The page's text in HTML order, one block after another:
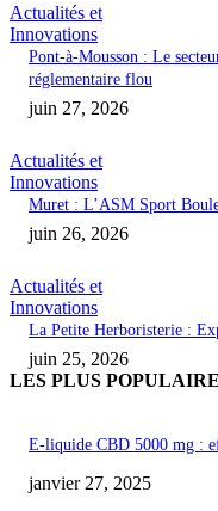
Actualités et
Innovations
Pont-à-Mousson : Le
réglementaire flou
juin 27, 2026
Actualités et
Innovations
Muret : L’ASM Sport
juin 26, 2026
Actualités et
Innovations
La Petite Herboristerie :
juin 25, 2026
LES PLUS
E-liquide CBD 5000 mg :
janvier 27, 2025